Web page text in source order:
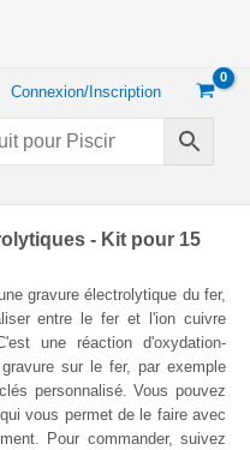
Connexion/Inscription
- Kit pour 15
gravure électrolytique du fer,
entre le fer et l'ion cuivre
une réaction d'oxydation-
sur le fer, par exemple
personnalisé. Vous pouvez
vous permet de le faire avec
Pour commander, suivez